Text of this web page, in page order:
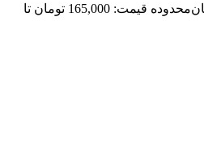
محدوده قیمت: 165,000 تومان تا